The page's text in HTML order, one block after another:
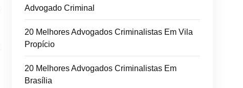
Advogado Criminal
20 Melhores Advogados Criminalistas Em Vila
Propício
20 Melhores Advogados Criminalistas Em
Brasília